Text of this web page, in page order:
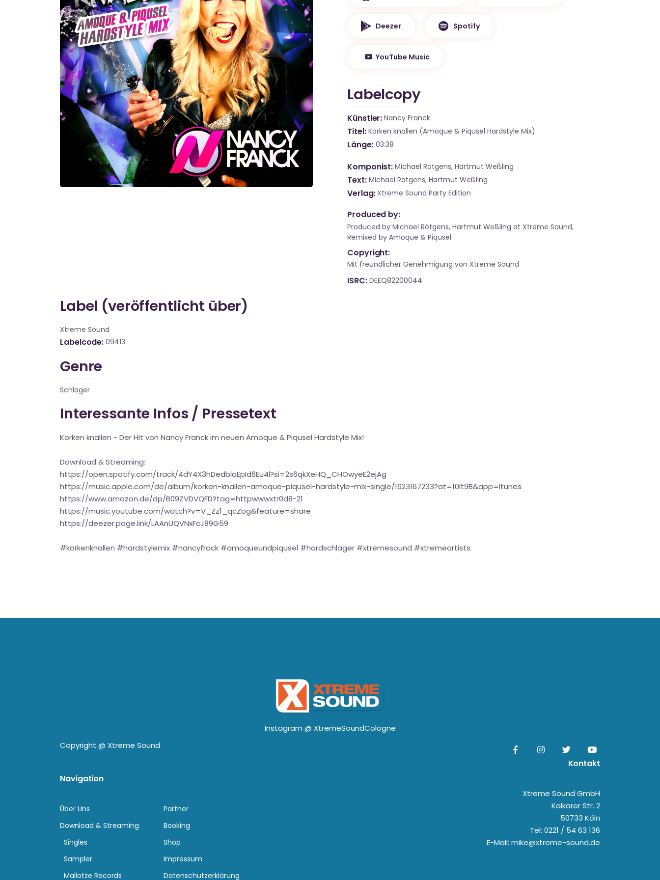
Deezer Spotify
YouTube Music
Labelcopy
Künstler Nancy Franck
Titel Korken knallen (Amoque & Piqusel Hardstyle Mix)
Länge 03:38
Komponist Michael Rötgens, Hartmut Weßling
Text Michael Rötgens, Hartmut Weßling
Verlag Xtreme Sound Party Edition
Produced by:
Produced by Michael Rötgens, Hartmut Weßling at Xtreme Sound,
Remixed by Amoque & Piqusel
Copyright:
Mit freundlicher Genehmigung von Xtreme Sound
ISRC DEEQ82200044
Label (veröffentlicht über)
Xtreme Sound
Labelcode 09413
Genre
Schlager
Interessante Infos / Pressetext
Korken knallen - Der Hit von Nancy Franck im neuen Amoque & Piqusel Hardstyle Mix!
Download & Streaming:
https://open.spotify.com/track/4dY4X3hDedbloEpId6Eu4l?si=2s6qkXeHQ_CHOwyeE2ejAg
https://music.apple.com/de/album/korken-knallen-amoque-piqusel-hardstyle-mix-single/1623167233?at=10lt9B&app=itunes
https://www.amazon.de/dp/B09ZVDVQFD?tag=httpwwwxtr0d8-21
https://music.youtube.com/watch?v=V_Zz1_qcZog&feature=share
https://deezer.page.link/LAAnUQVNxFcJ89G59
#korkenknallen #hardstylemix #nancyfrack #amoqueundpiqusel #hardschlager #xtremesound #xtremeartists
Instagram @ XtremeSoundCologne
Copyright @ Xtreme Sound
Navigation
Über Uns
Download & Streaming
Singles
Sampler
Mallotze Records
Partner
Booking
Shop
Impressum
Datenschutzerklärung
Kontakt
Xtreme Sound GmbH
Kalkarer Str. 2
50733 Köln
Tel: 0221 / 54 63 136
E-Mail: mike@xtreme-sound.de